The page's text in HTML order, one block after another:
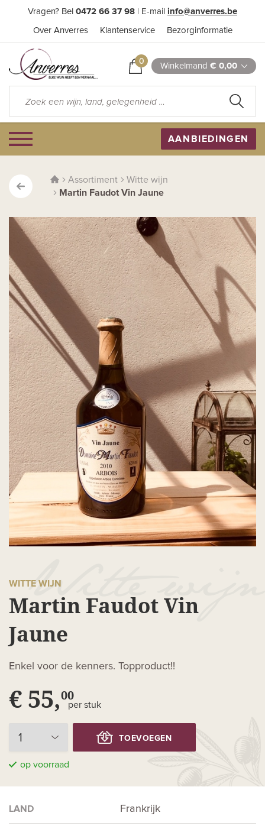
Vragen? Bel 0472 66 37 98 | E-mail info@anverres.be
Over Anverres Klantenservice Bezorginformatie
0 Winkelmand € 0,00
AANBIEDINGEN
Assortiment
Witte wijn
Martin Faudot Vin Jaune
WITTE WIJN
Martin Faudot Vin
Jaune
Enkel voor de kenners. Topproduct!!
€ 55,00
per stuk
TOEVOEGEN
op voorraad
LAND Frankrijk